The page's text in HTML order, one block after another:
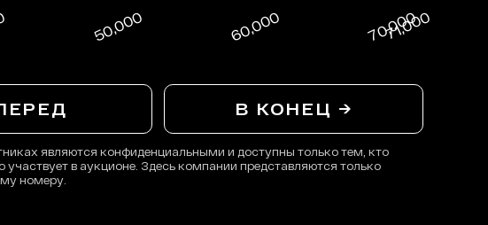
В КОНЕЦ →
являются конфиденциальными и доступны только тем, кто
участвует в аукционе. Здесь компании представляются только
номеру.